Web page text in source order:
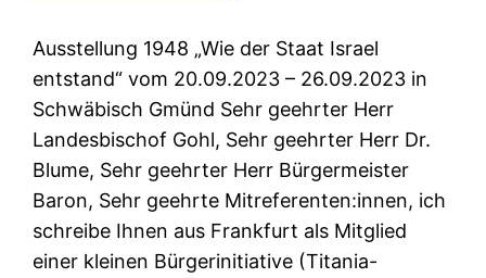
Ausstellung 1948 „Wie der Staat Israel
entstand“ vom 20.09.2023 – 26.09.2023 in
Schwäbisch Gmünd Sehr geehrter Herr
Landesbischof Gohl, Sehr geehrter Herr Dr.
Blume, Sehr geehrter Herr Bürgermeister
Baron, Sehr geehrte Mitreferenten:innen, ich
schreibe Ihnen aus Frankfurt als Mitglied
einer kleinen Bürgerinitiative (Titania-